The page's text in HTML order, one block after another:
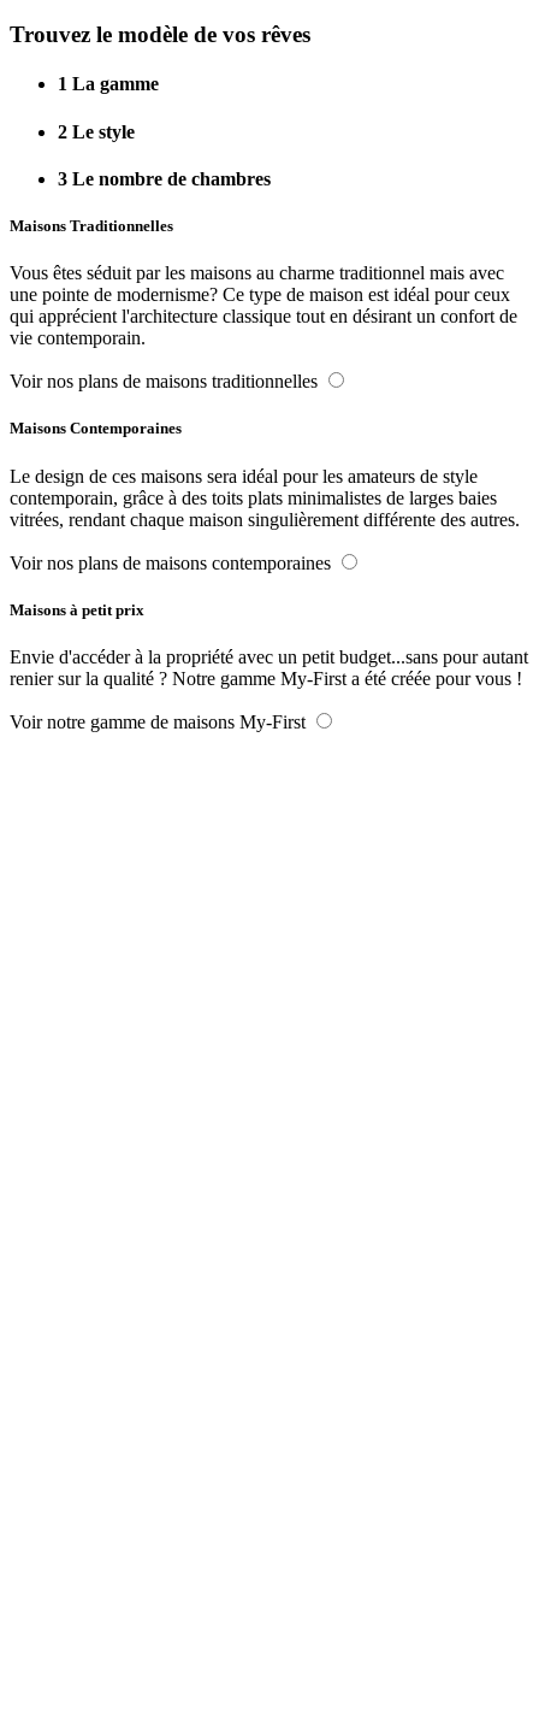
Trouvez le modèle de vos rêves
1 La gamme
2 Le style
3 Le nombre de chambres
Maisons Traditionnelles
Vous êtes séduit par les maisons au charme traditionnel mais avec
une pointe de modernisme? Ce type de maison est idéal pour ceux
qui apprécient l'architecture classique tout en désirant un confort de
vie contemporain.
Voir nos plans de maisons traditionnelles
Maisons Contemporaines
Le design de ces maisons sera idéal pour les amateurs de style
contemporain, grâce à des toits plats minimalistes de larges baies
vitrées, rendant chaque maison singulièrement différente des autres.
Voir nos plans de maisons contemporaines
Maisons à petit prix
Envie d'accéder à la propriété avec un petit budget...sans pour autant
renier sur la qualité ? Notre gamme My-First a été créée pour vous !
Voir notre gamme de maisons My-First